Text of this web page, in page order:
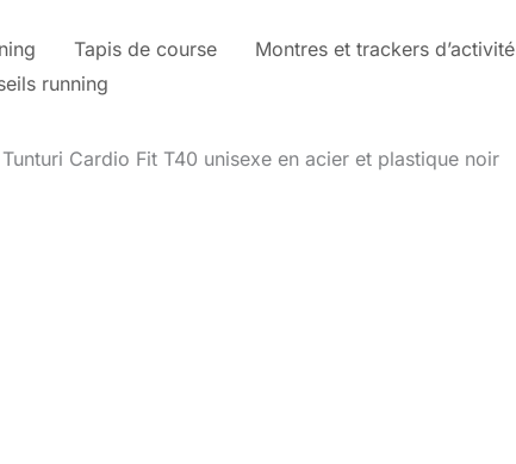
Tapis de course Montres et trackers d’activité
running
Cardio Fit T40 unisexe en acier et plastique noir